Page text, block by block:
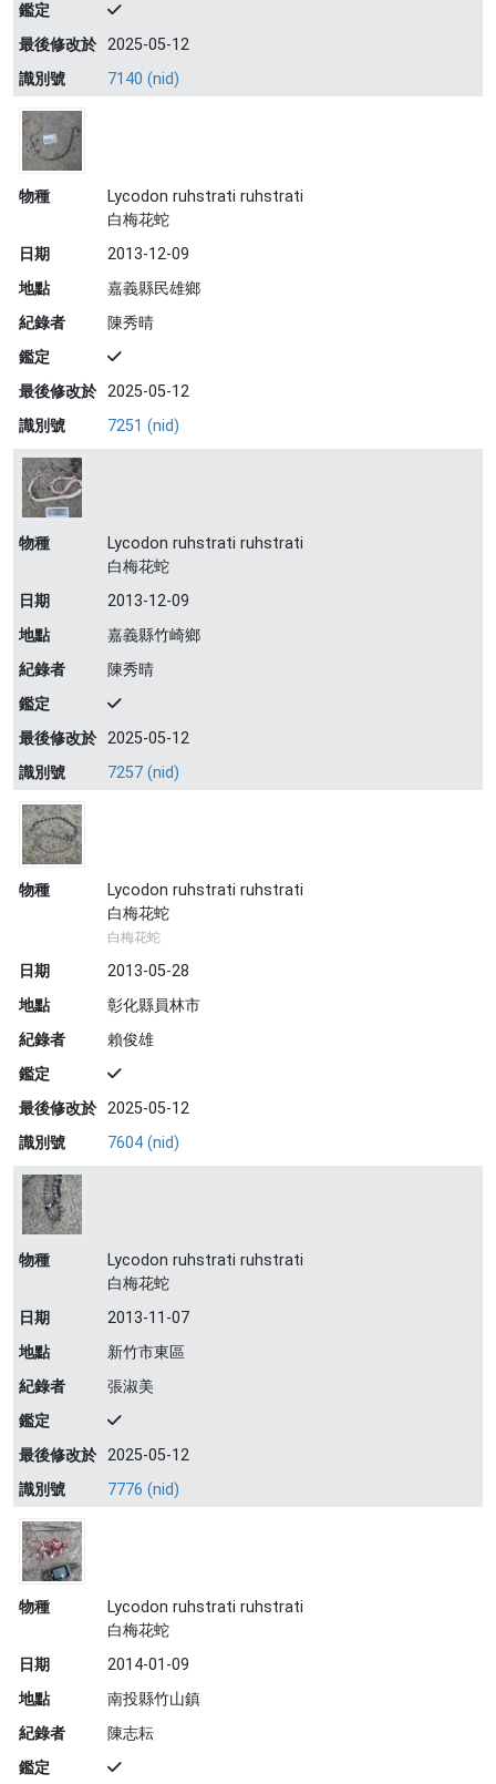
鑑定
最後修改於 2025-05-12
識別號
7140 (nid)
物種
Lycodon ruhstrati ruhstrati
白梅花蛇
日期
2013-12-09
地點
嘉義縣民雄鄉
紀錄者
陳秀晴
鑑定
最後修改於 2025-05-12
識別號
7251 (nid)
物種
Lycodon ruhstrati ruhstrati
白梅花蛇
日期
2013-12-09
地點
嘉義縣竹崎鄉
紀錄者
陳秀晴
鑑定
最後修改於 2025-05-12
識別號
7257 (nid)
物種
Lycodon ruhstrati ruhstrati
白梅花蛇
白梅花蛇
日期
2013-05-28
地點
彰化縣員林市
紀錄者
賴俊雄
鑑定
最後修改於 2025-05-12
識別號
7604 (nid)
物種
Lycodon ruhstrati ruhstrati
白梅花蛇
日期
2013-11-07
地點
新竹市東區
紀錄者
張淑美
鑑定
最後修改於 2025-05-12
識別號
7776 (nid)
物種
Lycodon ruhstrati ruhstrati
白梅花蛇
日期
2014-01-09
地點
南投縣竹山鎮
紀錄者
陳志耘
鑑定